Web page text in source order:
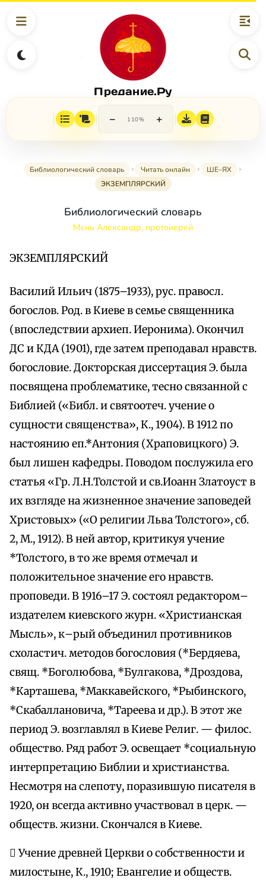
Предание.Ру
− 110% +
Библиологический словарь Читать онлайн
ШЕ–ЯХ
ЭКЗЕМПЛЯРСКИЙ
Библиологический словарь
Мень Александр, протоиерей
ЭКЗЕМПЛЯРСКИЙ
Василий Ильич (1875–1933), рус. правосл.
богослов. Род. в Киеве в семье священника
(впоследствии архиеп. Иеронима). Окончил
ДС и КДА (1901), где затем преподавал нравств.
богословие. Докторская диссертация Э. была
посвящена проблематике, тесно связанной с
Библией («Библ. и святоотеч. учение о
сущности священства», К., 1904). В 1912 по
настоянию еп.*Антония (Храповицкого) Э.
был лишен кафедры. Поводом послужила его
статья «Гр. Л.Н.Толстой и св.Иоанн Златоуст в
их взгляде на жизненное значение заповедей
Христовых» («О религии Льва Толстого», сб.
2, М., 1912). В ней автор, критикуя учение
*Толстого, в то же время отмечал и
положительное значение его нравств.
проповеди. В 1916–17 Э. состоял редактором–
издателем киевского журн. «Христианская
Мысль», к–рый объединил противников
схоластич. методов богословия (*Бердяева,
свящ. *Боголюбова, *Булгакова, *Дроздова,
*Карташева, *Маккавейского, *Рыбинского,
*Скабаллановича, *Тареева и др.). В этот же
период Э. возглавлял в Киеве Религ. — филос.
общество. Ряд работ Э. освещает *социальную
интерпретацию Библии и христианства.
Несмотря на слепоту, поразившую писателя в
1920, он всегда активно участвовал в церк. —
обществ. жизни. Скончался в Киеве.
 Учение древней Церкви о собственности и
милостыне, К., 1910; Евангелие и обществ.